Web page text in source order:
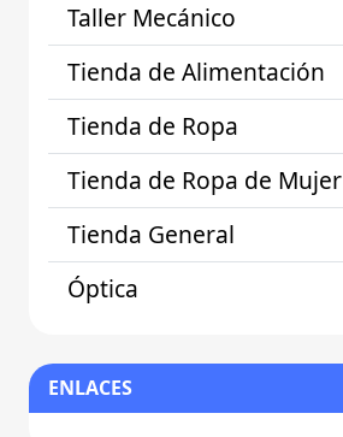
Taller Mecánico
Tienda de Alimentación
Tienda de Ropa
Tienda de Ropa de Mujer
Tienda General
Óptica
ENLACES